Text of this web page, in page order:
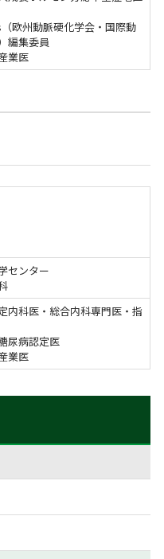
欧州動脈硬化学会・国際動
編集委員
業医
センター
内科医・総合内科専門医・指
尿病認定医
業医